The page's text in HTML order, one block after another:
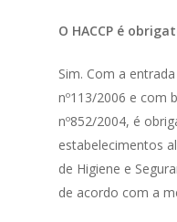
O HACCP é
Sim. Com a
nº113/2006 e com
nº852/2004, é
estabelecimentos
de Higiene e
de acordo com a